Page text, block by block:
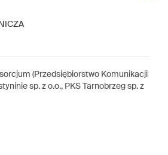
(Przedsiębiorstwo Komunikacji
sp. z o.o., PKS Tarnobrzeg sp. z